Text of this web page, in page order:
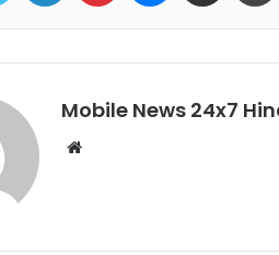
Mobile News 24x7
Website